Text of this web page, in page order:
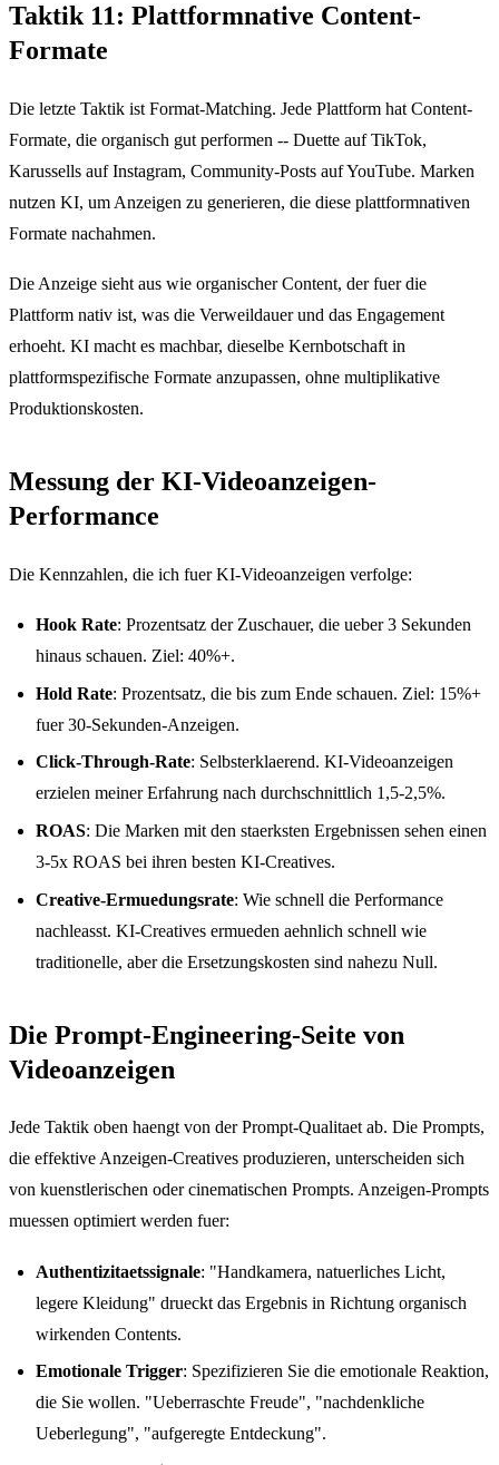
Taktik 11: Plattformnative Content-
Formate
Die letzte Taktik ist Format-Matching. Jede Plattform hat Content-
Formate, die organisch gut performen -- Duette auf TikTok,
Karussells auf Instagram, Community-Posts auf YouTube. Marken
nutzen KI, um Anzeigen zu generieren, die diese plattformnativen
Formate nachahmen.
Die Anzeige sieht aus wie organischer Content, der fuer die
Plattform nativ ist, was die Verweildauer und das Engagement
erhoeht. KI macht es machbar, dieselbe Kernbotschaft in
plattformspezifische Formate anzupassen, ohne multiplikative
Produktionskosten.
Messung der KI-Videoanzeigen-
Performance
Die Kennzahlen, die ich fuer KI-Videoanzeigen verfolge:
Hook Rate: Prozentsatz der Zuschauer, die ueber 3 Sekunden
hinaus schauen. Ziel: 40%+.
Hold Rate: Prozentsatz, die bis zum Ende schauen. Ziel: 15%+
fuer 30-Sekunden-Anzeigen.
Click-Through-Rate: Selbsterklaerend. KI-Videoanzeigen
erzielen meiner Erfahrung nach durchschnittlich 1,5-2,5%.
ROAS: Die Marken mit den staerksten Ergebnissen sehen einen
3-5x ROAS bei ihren besten KI-Creatives.
Creative-Ermuedungsrate: Wie schnell die Performance
nachleasst. KI-Creatives ermueden aehnlich schnell wie
traditionelle, aber die Ersetzungskosten sind nahezu Null.
Die Prompt-Engineering-Seite von
Videoanzeigen
Jede Taktik oben haengt von der Prompt-Qualitaet ab. Die Prompts,
die effektive Anzeigen-Creatives produzieren, unterscheiden sich
von kuenstlerischen oder cinematischen Prompts. Anzeigen-Prompts
muessen optimiert werden fuer:
Authentizitaetssignale: "Handkamera, natuerliches Licht,
legere Kleidung" drueckt das Ergebnis in Richtung organisch
wirkenden Contents.
Emotionale Trigger: Spezifizieren Sie die emotionale Reaktion,
die Sie wollen. "Ueberraschte Freude", "nachdenkliche
Ueberlegung", "aufgeregte Entdeckung".